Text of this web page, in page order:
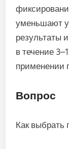
уменьшают
результаты
в течение
применении
Вопрос
Как выбрать